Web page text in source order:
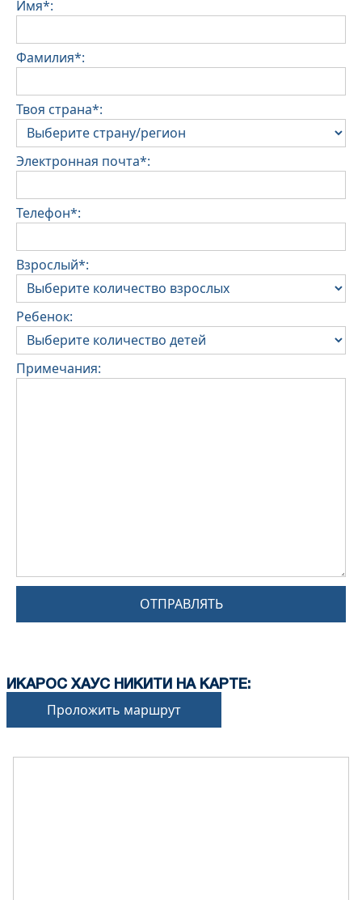
Имя*:
Фамилия*:
Твоя страна*:
Электронная почта*:
Телефон*:
Взрослый*:
Ребенок:
Примечания:
ОТПРАВЛЯТЬ
ИКАРОС ХАУС НИКИТИ НА КАРТЕ:
Проложить маршрут